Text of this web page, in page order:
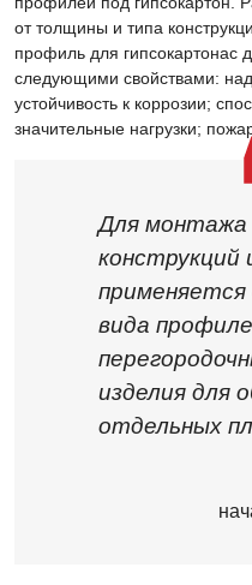
от толщины и типа
профиль для гипсокартонас
следующими свойствами:
устойчивость к коррозии;
значительные нагрузки;
Для монтажа
конструкций
применяется
вида
изделия для
отдельных